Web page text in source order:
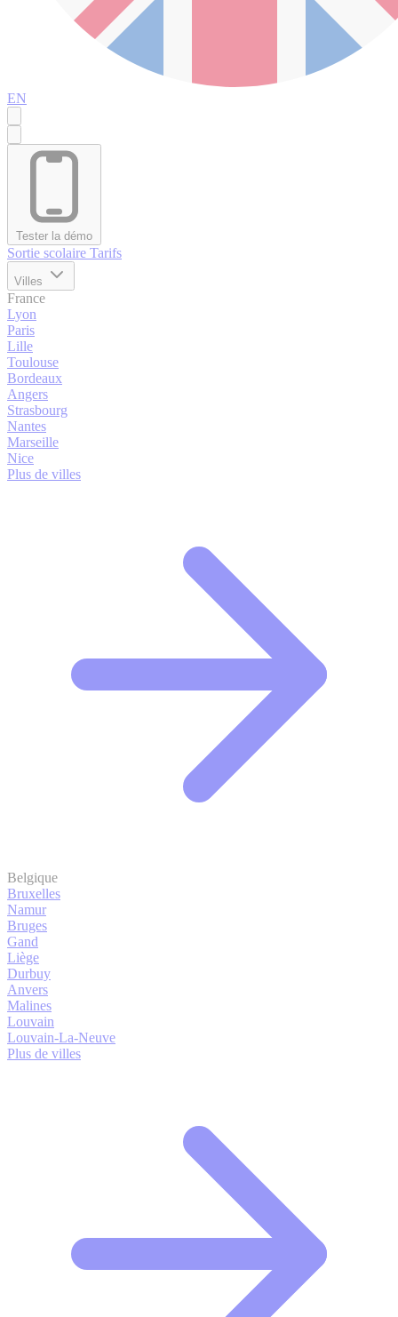
EN
Tester la démo
Sortie scolaire Tarifs
Villes
France
Lyon
Paris
Lille
Toulouse
Bordeaux
Angers
Strasbourg
Nantes
Marseille
Nice
Plus de villes
Belgique
Bruxelles
Namur
Bruges
Gand
Liège
Durbuy
Anvers
Malines
Louvain
Louvain-La-Neuve
Plus de villes